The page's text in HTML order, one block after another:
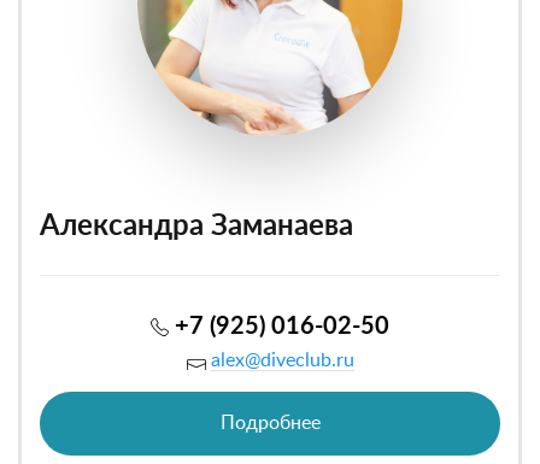
Александра Заманаева
+7 (925) 016-02-50
alex@diveclub.ru
Подробнее